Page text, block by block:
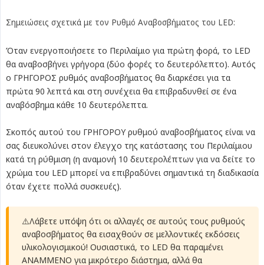
Σημειώσεις σχετικά με τον Ρυθμό Αναβοσβήματος του LED:
Όταν ενεργοποιήσετε το Περιλαίμιο για πρώτη φορά, το LED
θα αναβοσβήνει γρήγορα (δύο φορές το δευτερόλεπτο). Αυτός
ο ΓΡΗΓΟΡΟΣ ρυθμός αναβοσβήματος θα διαρκέσει για τα
πρώτα 90 λεπτά και στη συνέχεια θα επιβραδυνθεί σε ένα
αναβόσβημα κάθε 10 δευτερόλεπτα.
Σκοπός αυτού του ΓΡΗΓΟΡΟΥ ρυθμού αναβοσβήματος είναι να
σας διευκολύνει στον έλεγχο της κατάστασης του Περιλαίμιου
κατά τη ρύθμιση (η αναμονή 10 δευτερολέπτων για να δείτε το
χρώμα του LED μπορεί να επιβραδύνει σημαντικά τη διαδικασία
όταν έχετε πολλά συσκευές).
⚠️Λάβετε υπόψη ότι οι αλλαγές σε αυτούς τους ρυθμούς
αναβοσβήματος θα εισαχθούν σε μελλοντικές εκδόσεις
υλικολογισμικού! Ουσιαστικά, το LED θα παραμένει
ΑΝΑΜΜΕΝΟ για μικρότερο διάστημα, αλλά θα